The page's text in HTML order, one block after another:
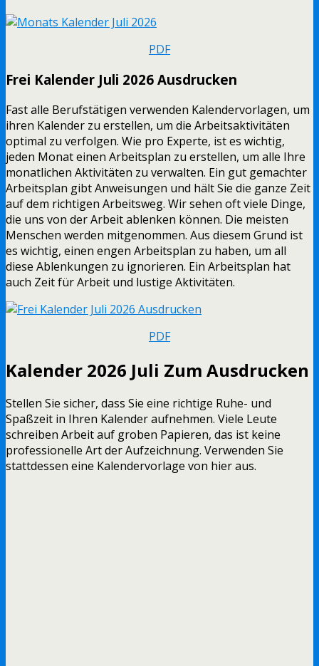
PDF
Frei Kalender Juli 2026 Ausdrucken
Fast alle Berufstätigen verwenden Kalendervorlagen, um
ihren Kalender zu erstellen, um die Arbeitsaktivitäten
optimal zu verfolgen. Wie pro Experte, ist es wichtig,
jeden Monat einen Arbeitsplan zu erstellen, um alle Ihre
monatlichen Aktivitäten zu verwalten. Ein gut gemachter
Arbeitsplan gibt Anweisungen und hält Sie die ganze Zeit
auf dem richtigen Arbeitsweg. Wir sehen oft viele Dinge,
die uns von der Arbeit ablenken können. Die meisten
Menschen werden mitgenommen. Aus diesem Grund ist
es wichtig, einen engen Arbeitsplan zu haben, um all
diese Ablenkungen zu ignorieren. Ein Arbeitsplan hat
auch Zeit für Arbeit und lustige Aktivitäten.
PDF
Kalender 2026 Juli Zum Ausdrucken
Stellen Sie sicher, dass Sie eine richtige Ruhe- und
Spaßzeit in Ihren Kalender aufnehmen. Viele Leute
schreiben Arbeit auf groben Papieren, das ist keine
professionelle Art der Aufzeichnung. Verwenden Sie
stattdessen eine Kalendervorlage von hier aus.